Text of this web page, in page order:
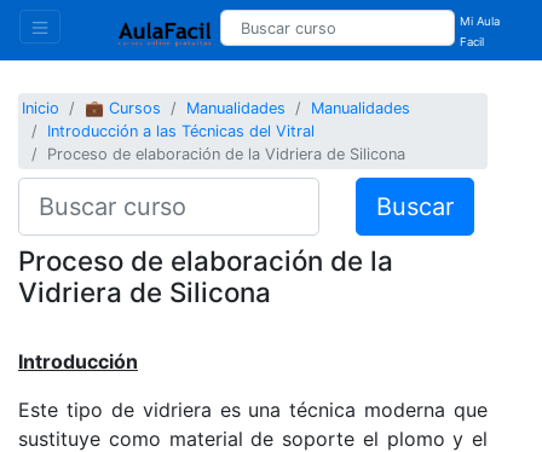
Mi Aula
Facil
Inicio 💼 Cursos Manualidades
Manualidades
Introducción a las Técnicas del Vitral
Proceso de elaboración de la Vidriera de Silicona
Buscar
Proceso de elaboración de la
Vidriera de Silicona
Introducción
Este tipo de vidriera es una técnica moderna que
sustituye como material de soporte el plomo y el